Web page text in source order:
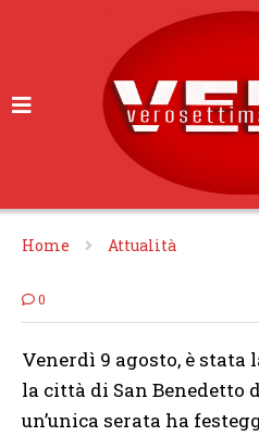
Home Attualità
0
Venerdì 9 agosto, è stata
la città di San Benedetto
un’unica serata ha